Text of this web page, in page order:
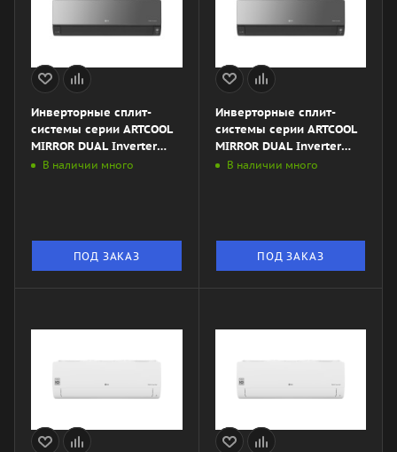
Инверторные сплит-
системы серии ARTCOOL
MIRROR DUAL Inverter
AC12BK
В наличии много
ПОД ЗАКАЗ
Инверторные сплит-
системы серии ARTCOOL
MIRROR DUAL Inverter
AC09BK
В наличии много
ПОД ЗАКАЗ